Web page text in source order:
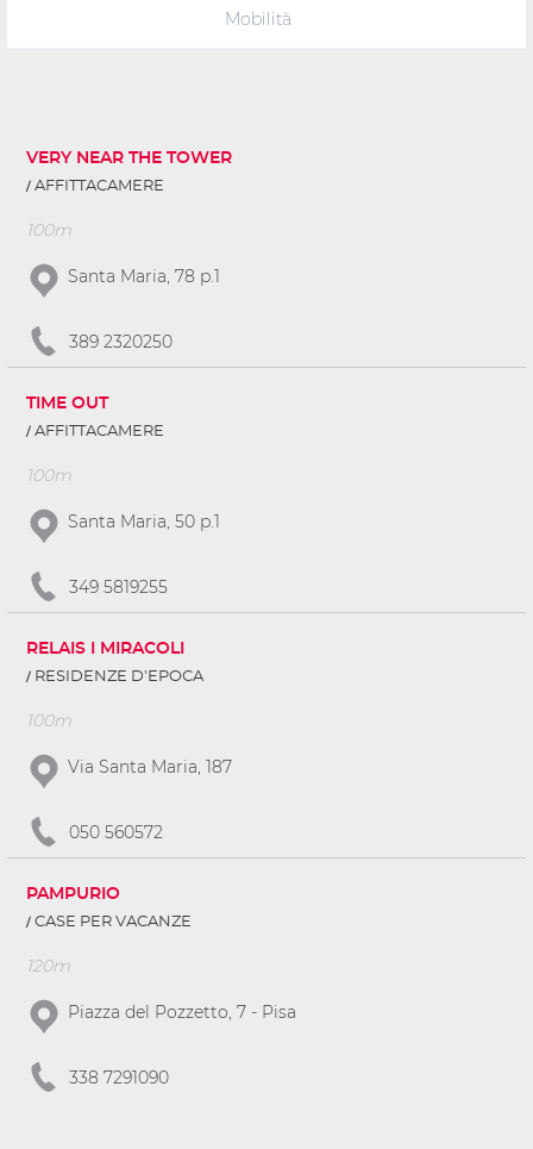
Mobilità
VERY NEAR THE TOWER
AFFITTACAMERE
100m
Santa Maria, 78 p.1
389 2320250
TIME OUT
AFFITTACAMERE
100m
Santa Maria, 50 p.1
349 5819255
RELAIS I MIRACOLI
RESIDENZE D'EPOCA
100m
Via Santa Maria, 187
050 560572
PAMPURIO
CASE PER VACANZE
120m
Piazza del Pozzetto, 7 - Pisa
338 7291090